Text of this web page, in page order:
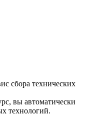
сбора технических
вы автоматически
технологий.